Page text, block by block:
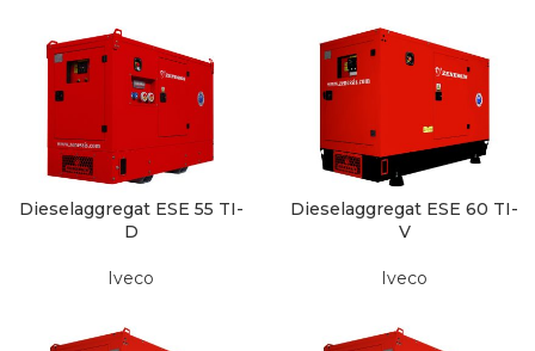
Dieselaggregat ESE 55 TI-
D
Iveco
Dieselaggregat ESE 60 TI-
V
Iveco